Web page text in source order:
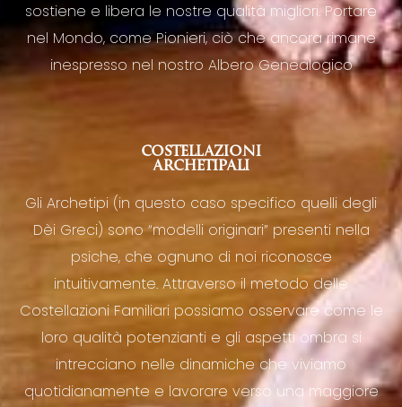
sostiene e libera le nostre qualità migliori. Portare
nel Mondo, come Pionieri, ciò che ancora rimane
inespresso nel nostro Albero Genealogico
COSTELLAZIONI
ARCHETIPALI
Gli Archetipi (in questo caso specifico quelli degli
Dèi Greci) sono “modelli originari” presenti nella
psiche, che ognuno di noi riconosce
intuitivamente. Attraverso il metodo delle
Costellazioni Familiari possiamo osservare come le
loro qualità potenzianti e gli aspetti ombra si
intrecciano nelle dinamiche che viviamo
quotidianamente e lavorare verso una maggiore